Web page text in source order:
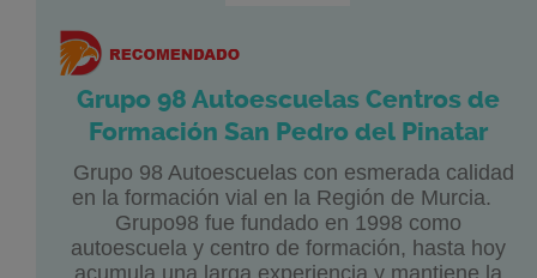
Grupo 98 Autoescuelas Centros de
Formación San Pedro del Pinatar
Grupo 98 Autoescuelas con esmerada calidad
en la formación vial en la Región de Murcia.
Grupo98 fue fundado en 1998 como
autoescuela y centro de formación, hasta hoy
acumula una larga experiencia y mantiene la